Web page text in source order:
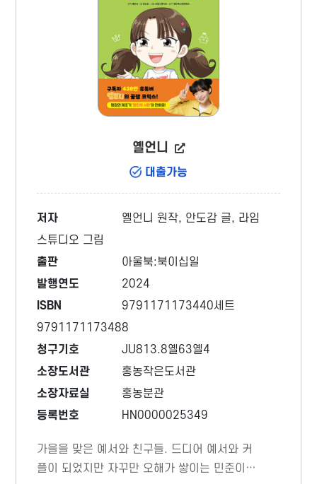
옐언니
대출가능
저자
옐언니 원작, 안도감 글, 라임
스튜디오 그림
출판
아울북:북이십일
발행연도
2024
ISBN
9791171173440세트
9791171173488
청구기호
JU813.8옐63옐4
소장도서관
홍농작은도서관
소장자료실
홍농분관
등록번호
HN0000025349
가을을 맞은 예서와 친구들. 드디어 예서와 커
플이 되었지만 자꾸만 오해가 쌓이는 민준이와